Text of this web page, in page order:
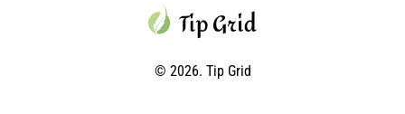
© 2026. Tip Grid